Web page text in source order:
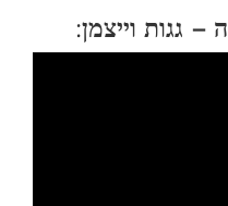
– גגות וייצמן: